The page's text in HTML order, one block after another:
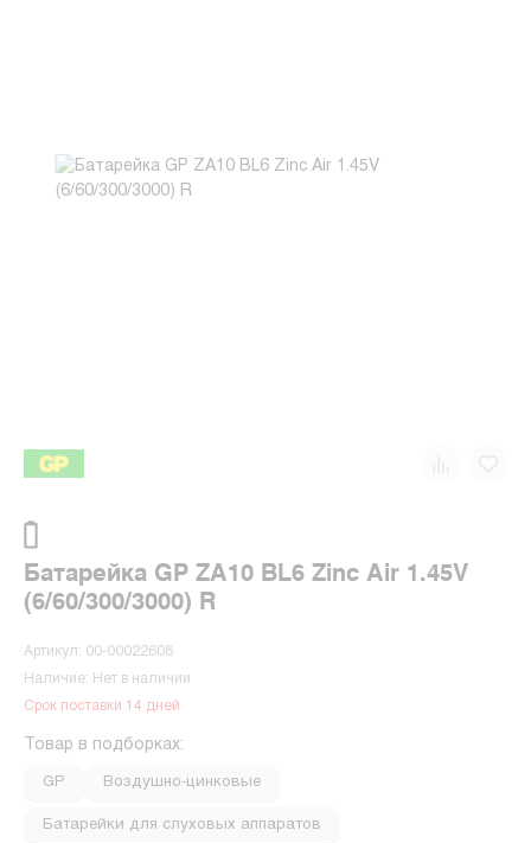
Батарейка GP ZA10 BL6 Zinc Air 1.45V
(6/60/300/3000) R
Артикул: 00-00022608
Наличие: Нет в наличии
Срок поставки 14 дней
Товар в подборках:
GP Воздушно-цинковые
Батарейки для слуховых аппаратов